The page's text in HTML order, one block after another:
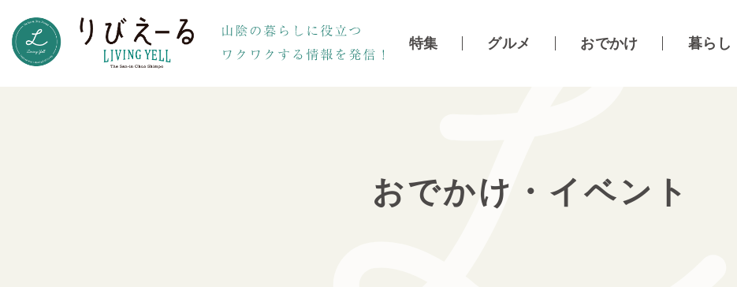
特集 グルメ おでかけ 暮らし
おでかけ・イベント